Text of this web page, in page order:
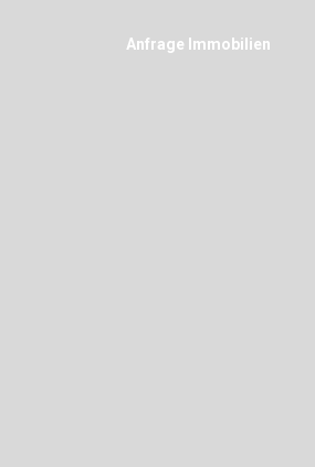
Anfrage Immobilien